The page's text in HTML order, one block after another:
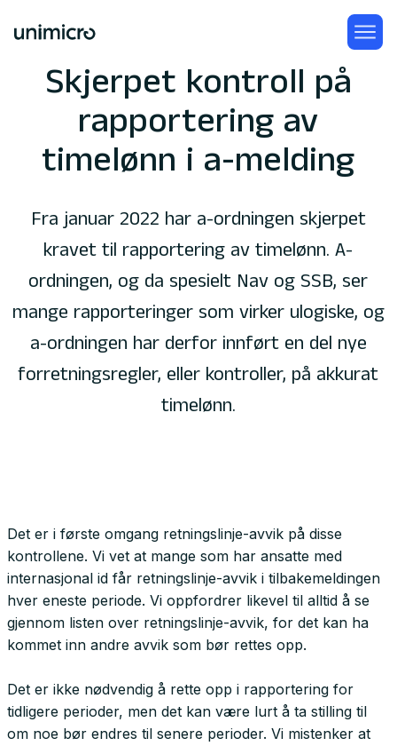
Skjerpet kontroll på
rapportering av
timelønn i a-melding
Fra januar 2022 har a-ordningen skjerpet
kravet til rapportering av timelønn. A-
ordningen, og da spesielt Nav og SSB, ser
mange rapporteringer som virker ulogiske, og
a-ordningen har derfor innført en del nye
forretningsregler, eller kontroller, på akkurat
timelønn.
Det er i første omgang retningslinje-avvik på disse
kontrollene. Vi vet at mange som har ansatte med
internasjonal id får retningslinje-avvik i tilbakemeldingen
hver eneste periode. Vi oppfordrer likevel til alltid å se
gjennom listen over retningslinje-avvik, for det kan ha
kommet inn andre avvik som bør rettes opp.
Det er ikke nødvendig å rette opp i rapportering for
tidligere perioder, men det kan være lurt å ta stilling til
om noe bør endres til senere perioder. Vi mistenker at